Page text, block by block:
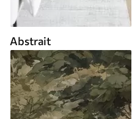
Abstrait